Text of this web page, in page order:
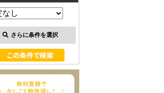
さらに条件を選択